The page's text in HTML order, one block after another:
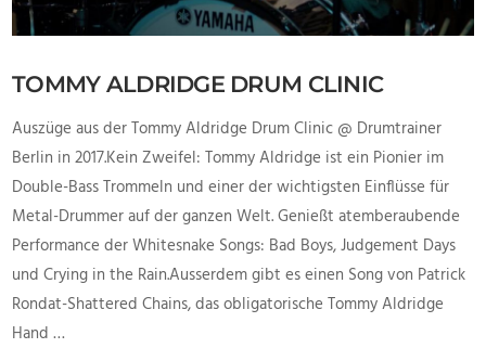
TOMMY ALDRIDGE DRUM CLINIC
Auszüge aus der Tommy Aldridge Drum Clinic @ Drumtrainer
Berlin in 2017.Kein Zweifel: Tommy Aldridge ist ein Pionier im
Double-Bass Trommeln und einer der wichtigsten Einflüsse für
Metal-Drummer auf der ganzen Welt. Genießt atemberaubende
Performance der Whitesnake Songs: Bad Boys, Judgement Days
und Crying in the Rain.Ausserdem gibt es einen Song von Patrick
Rondat-Shattered Chains, das obligatorische Tommy Aldridge
Hand …